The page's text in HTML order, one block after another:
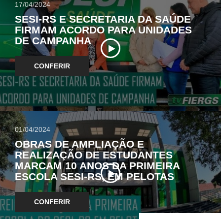
17/04/2024
SESI-RS E SECRETARIA DA SAÚDE
FIRMAM ACORDO PARA UNIDADES
DE CAMPANHA
CONFERIR
01/04/2024
OBRAS DE AMPLIAÇÃO E
REALIZAÇÃO DE ESTUDANTES
MARCAM 10 ANOS DA PRIMEIRA
ESCOLA SESI-RS, EM PELOTAS
CONFERIR